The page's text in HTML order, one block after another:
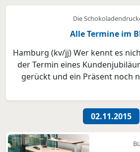
Die
Alle Termine im
Hamburg (kv/jj) Wer kennt es
der Termin eines
gerückt und ein Präsent noch
Reher von der
ihre Kunden einen besonderen
„W...
02.11.2015